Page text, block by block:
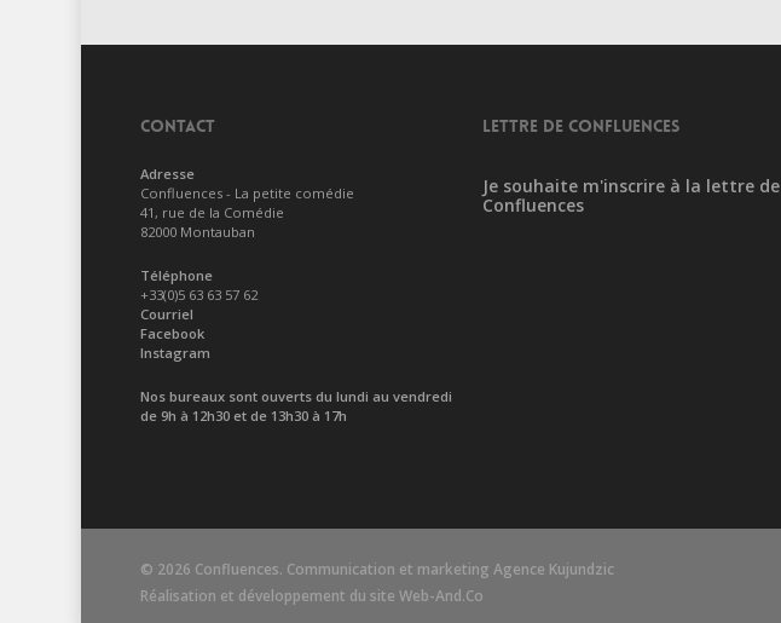
CONTACT
Adresse
Confluences - La petite comédie
41, rue de la Comédie
82000 Montauban
Téléphone
+33(0)5 63 63 57 62
Courriel
Facebook
Instagram
Nos bureaux sont ouverts du lundi au vendredi
de 9h à 12h30 et de 13h30 à 17h
LETTRE DE CONFLUENCES
Je souhaite m'inscrire à la lettre de
Confluences
© 2026 Confluences. Communication et marketing Agence Kujundzic
Réalisation et développement du site Web-And.Co